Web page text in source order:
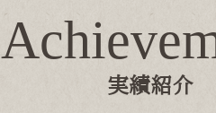
実績紹介